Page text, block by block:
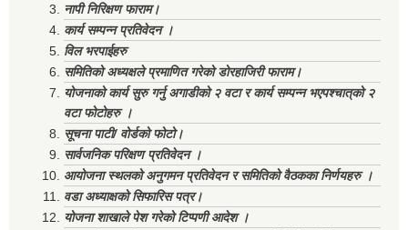
नापी निरिक्षण फाराम।
कार्य सम्पन्न प्रतिवेदन ।
विल भरपाईहरु
समितिको अध्यक्षले प्रमाणित गरेको डोरहाजिरी फाराम।
योजनाको कार्य सुरु गर्नु अगाडीको २ वटा र कार्य सम्पन्न भएपश्चात्‌को २
वटा फोटोहरु ।
सूचना पाटी/ वोर्डको फोटो।
सार्वजनिक परिक्षण प्रतिवेदन ।
आयोजना स्थलको अनुगमन प्रतिवेदन र समितिको वैठकका निर्णयहरु ।
वडा अध्याक्षको सिफारिस पत्र।
योजना शाखाले पेश गरेको टिप्पणी आदेश ।